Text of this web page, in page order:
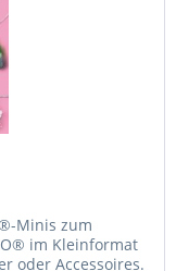
Minis zum
im Kleinformat
oder Accessoires.